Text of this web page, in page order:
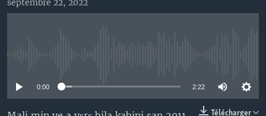
septembre 22, 2022
0:00 2:22
Télécharger